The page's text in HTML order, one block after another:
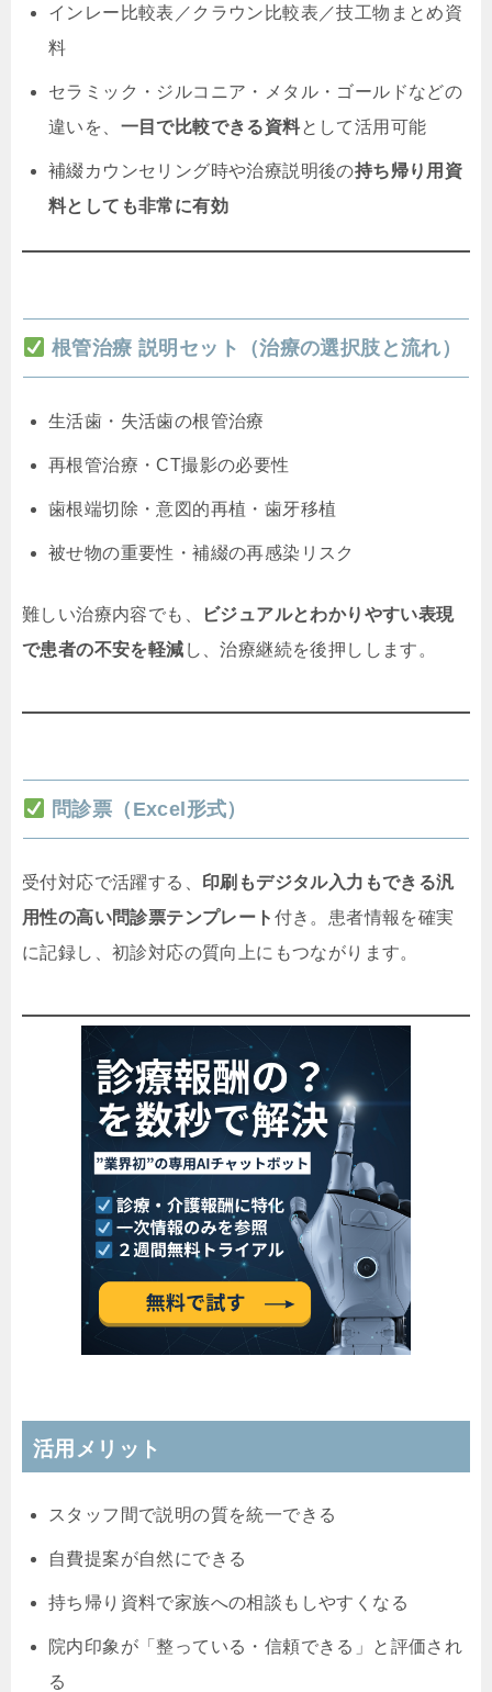
インレー比較表／クラウン比較表／技工物まとめ資
料
セラミック・ジルコニア・メタル・ゴールドなどの
違いを、 一目で比較できる資料として活用可能
補綴カウンセリング時や治療説明後の持ち帰り用資
料としても非常に有効
根管治療 説明セット（治療の選択肢と流れ）
生活歯・失活歯の根管治療
再根管治療・CT撮影の必要性
歯根端切除・意図的再植・歯牙移植
被せ物の重要性・補綴の再感染リスク
難しい治療内容でも、
ビジュアルとわかりやすい表現
で患者の不安を軽減 し、治療継続を後押しします。
問診票（Excel形式）
受付対応で活躍する、
印刷もデジタル入力もできる汎
用性の高い問診票テンプレート 付き。患者情報を確実
に記録し、初診対応の質向上にもつながります。
活用メリット
スタッフ間で説明の質を統一できる
自費提案が自然にできる
持ち帰り資料で家族への相談もしやすくなる
院内印象が「整っている・信頼できる」と評価され
る